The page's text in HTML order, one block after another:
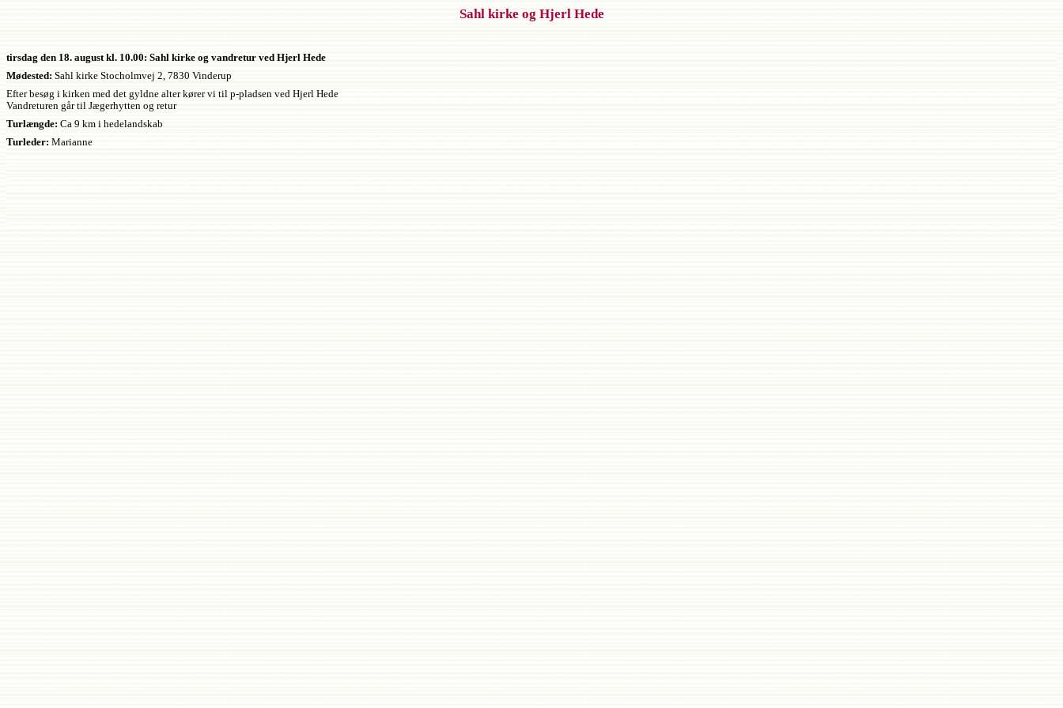
Sahl kirke og Hjerl Hede
tirsdag den 18. august kl. 10.00: Sahl kirke og vandretur ved Hjerl Hede
Mødested: Sahl kirke Stocholmvej 2, 7830 Vinderup
Efter besøg i kirken med det gyldne alter kører vi til p-pladsen ved Hjerl Hede
Vandreturen går til Jægerhytten og retur
Turlængde: Ca 9 km i hedelandskab
Turleder: Marianne